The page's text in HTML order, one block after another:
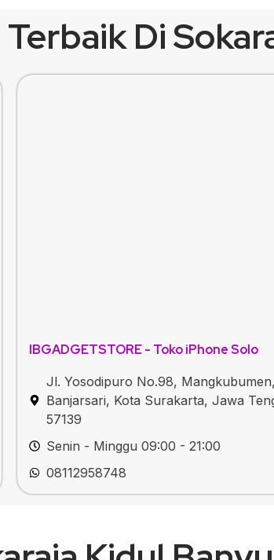
Di
IBGADGETSTORE - Toko iPhone Solo
Jl. Yosodipuro No.98,
Banjarsari, Kota Surakarta, Jawa
57139
Senin - Minggu 09:00 - 21:00
08112958748